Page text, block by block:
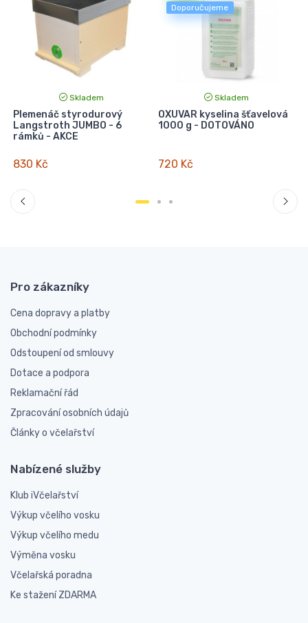
Skladem
Plemenáč styrodurový
Langstroth JUMBO - 6
rámků - AKCE
830 Kč
Doporučujeme
Skladem
OXUVAR kyselina šťavelová
1000 g - DOTOVÁNO
720 Kč
Pro zákazníky
Cena dopravy a platby
Obchodní podmínky
Odstoupení od smlouvy
Dotace a podpora
Reklamační řád
Zpracování osobních údajů
Články o včelařství
Nabízené služby
Klub iVčelařství
Výkup včelího vosku
Výkup včelího medu
Výměna vosku
Včelařská poradna
Ke stažení ZDARMA